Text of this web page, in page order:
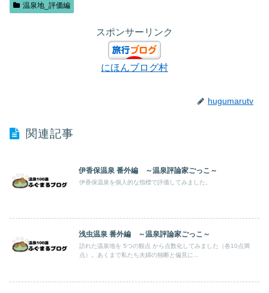
温泉地_評価編
スポンサーリンク
にほんブログ村
hugumarutv
関連記事
伊香保温泉 番外編 ～温泉評論家ごっこ～
伊香保温泉を個人的な指標で評価してみました。
浅虫温泉 番外編 ～温泉評論家ごっこ～
訪れた温泉地を 5つの観点 から点数化してみました（各10点満
点）。あくまで私たち夫婦の独断と偏見に...